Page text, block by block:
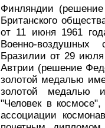
Финляндии
Британского
от 11 июня 1961
Военно-
Бразилии от 29
Автрии (решение
золотой медалью
золотой медалью
"Человек в
ассоциации